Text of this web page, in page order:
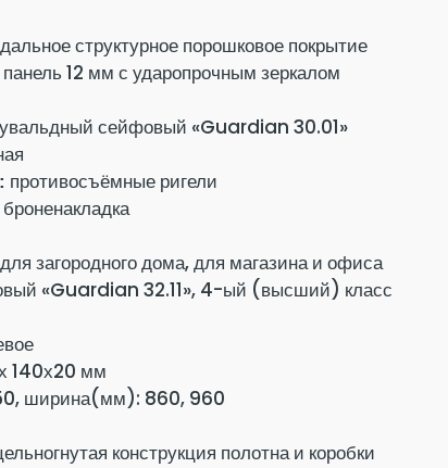
структурное порошковое покрытие
12 мм с ударопрочным зеркалом
сейфовый «Guardian 30.01»
противосъёмные ригели
загородного дома, для магазина и офиса
«Guardian 32.11», 4-ый (высший) класс
140х20 мм
ширина(мм): 860, 960
конструкция полотна и коробки